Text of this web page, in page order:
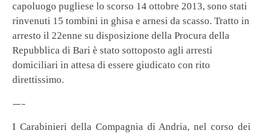
capoluogo pugliese lo scorso 14 ottobre 2013, sono stati
rinvenuti 15 tombini in ghisa e arnesi da scasso. Tratto in
arresto il 22enne su disposizione della Procura della
Repubblica di Bari è stato sottoposto agli arresti
domiciliari in attesa di essere giudicato con rito
direttissimo.
—–
I Carabinieri della Compagnia di Andria, nel corso dei